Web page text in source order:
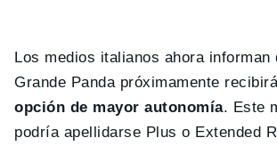
Los medios italianos ahora informan
Grande Panda próximamente
opción de mayor autonomía. Este
podría apellidarse Plus o Extended